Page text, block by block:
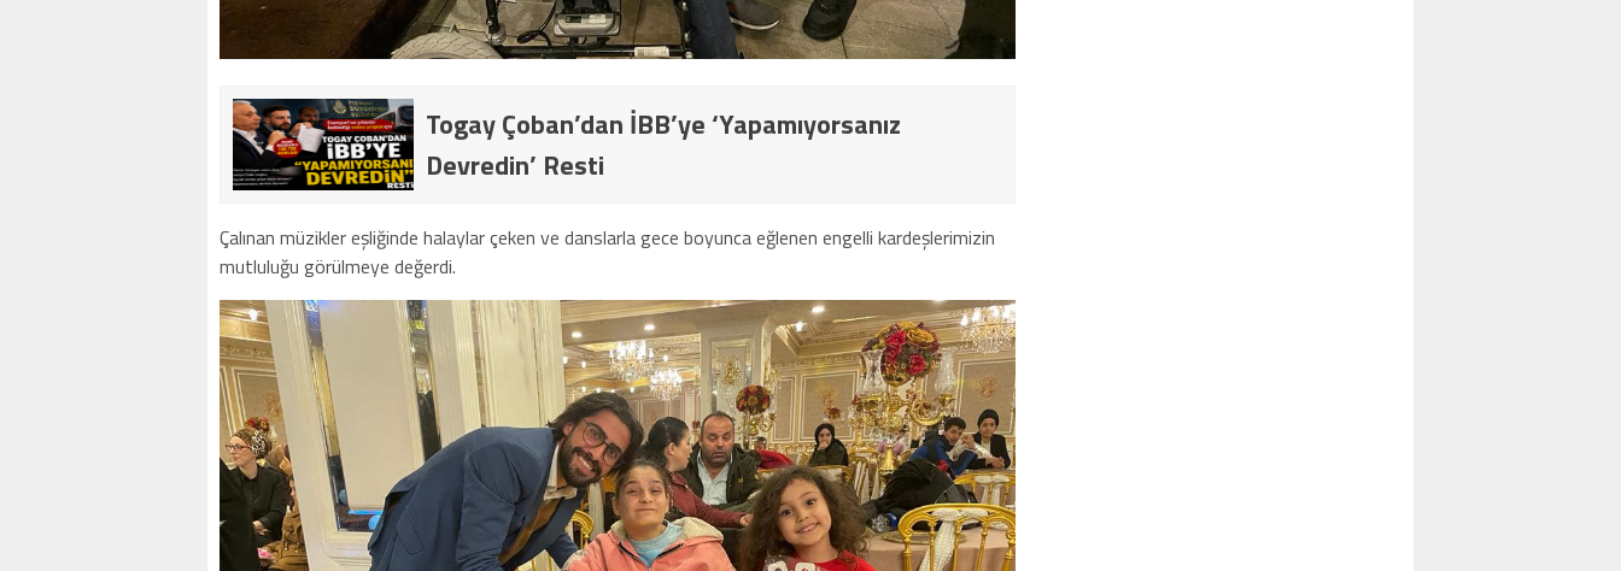
Togay Çoban’dan İBB’ye ‘Yapamıyorsanız
Devredin’ Resti
Çalınan müzikler eşliğinde halaylar çeken ve danslarla gece boyunca eğlenen engelli kardeşlerimizin
mutluluğu görülmeye değerdi.